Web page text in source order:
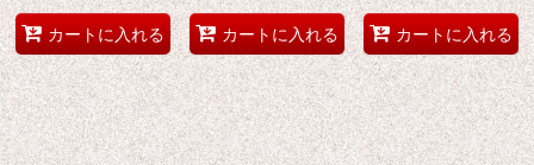
カートに入れる カートに入れる カートに入れる